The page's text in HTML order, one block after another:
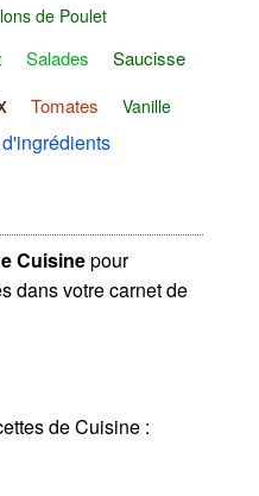
de Poulet
Salades
Saucisse
Tomates Vanille
Cuisinepour
dans votre carnet de
de Cuisine :